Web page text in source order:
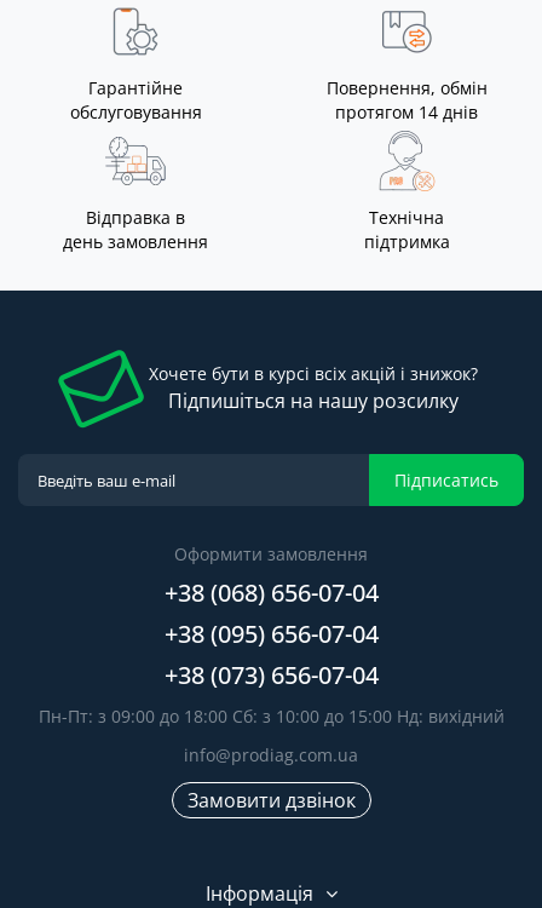
Гарантійне
обслуговування
Повернення, обмін
протягом 14 днів
Відправка в
день замовлення
Технічна
підтримка
Хочете бути в курсі всіх акцій і знижок?
Підпишіться на нашу розсилку
Підписатись
Оформити замовлення
+38 (068) 656-07-04
+38 (095) 656-07-04
+38 (073) 656-07-04
Пн-Пт: з 09:00 до 18:00 Сб: з 10:00 до 15:00 Нд: вихідний
info@prodiag.com.ua
Замовити дзвінок
Інформація